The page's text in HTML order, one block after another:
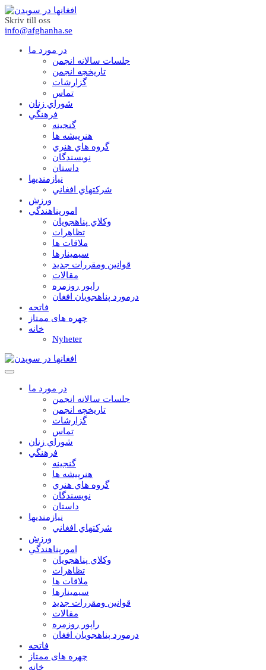
Skriv till oss
info@afghanha.se
در مورد ما
جلسات سالانه انجمن
تاریخچه انجمن
گزارشات
تماس
شوراي زنان
فرهنگي
گنجينه
هنرپيشه ها
گروه هاي هنري
نويسندگان
داستان
نيازمنديها
شرکتهاي افغاني
ورزش
امورپناهندگي
وکلاي پناهجويان
تظاهرات
ملاقات ها
سيمينارها
قوانين ومقررات جديد
مقالات
راپور روزمره
درمورد پناهجويان افغان
فاتحه
چهره های ممتاز
خانه
Nyheter
در مورد ما
جلسات سالانه انجمن
تاریخچه انجمن
گزارشات
تماس
شوراي زنان
فرهنگي
گنجينه
هنرپيشه ها
گروه هاي هنري
نويسندگان
داستان
نيازمنديها
شرکتهاي افغاني
ورزش
امورپناهندگي
وکلاي پناهجويان
تظاهرات
ملاقات ها
سيمينارها
قوانين ومقررات جديد
مقالات
راپور روزمره
درمورد پناهجويان افغان
فاتحه
چهره های ممتاز
خانه